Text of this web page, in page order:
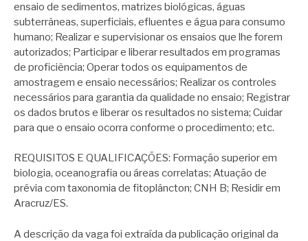
ensaio de sedimentos, matrizes biológicas, águas
subterrâneas, superficiais, efluentes e água para consumo
humano; Realizar e supervisionar os ensaios que lhe forem
autorizados; Participar e liberar resultados em programas
de proficiência; Operar todos os equipamentos de
amostragem e ensaio necessários; Realizar os controles
necessários para garantia da qualidade no ensaio; Registrar
os dados brutos e liberar os resultados no sistema; Cuidar
para que o ensaio ocorra conforme o procedimento; etc.
REQUISITOS E QUALIFICAÇÕES: Formação superior em
biologia, oceanografia ou áreas correlatas; Atuação de
prévia com taxonomia de fitoplâncton; CNH B; Residir em
Aracruz/ES.
A descrição da vaga foi extraída da publicação original da